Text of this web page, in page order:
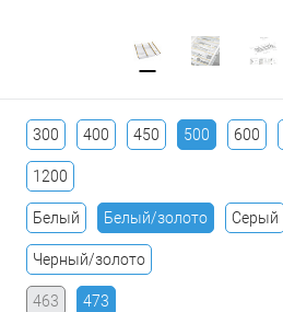
300 400 450 500 600
1200
Белый Белый/золото Серый
Черный/золото
463 473